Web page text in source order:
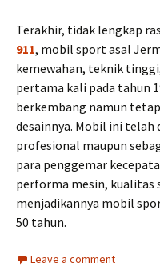
Terakhir, tidak lengkap
911, mobil sport asal
kemewahan, teknik
pertama kali pada tahun
berkembang namun
desainnya. Mobil ini telah
profesional maupun
para penggemar
performa mesin, kualitas
menjadikannya mobil
50 tahun.
Leave a comment